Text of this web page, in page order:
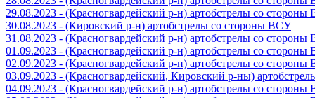
29.08.2023 - (Красногвардейский р-н) артобстрелы со
30.08.2023 - (Кировский р-н) артобстрелы со стороны ВСУ
31.08.2023 - (Красногвардейский р-н) артобстрелы со
01.09.2023 - (Красногвардейский р-н) артобстрелы со
02.09.2023 - (Красногвардейский р-н) артобстрелы со
03.09.2023 - (Красногвардейский, Кировский р-ны)
04.09.2023 - (Красногвардейский р-н) артобстрелы со